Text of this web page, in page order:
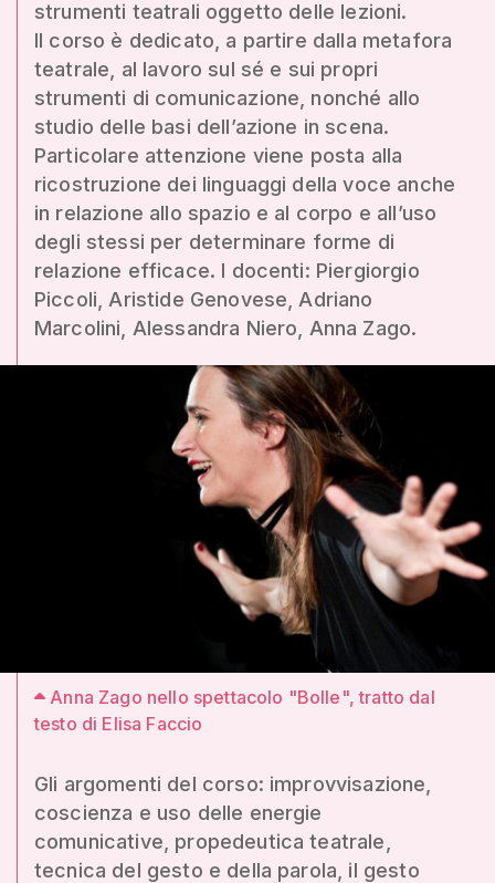
strumenti teatrali oggetto delle lezioni.
Il corso è dedicato, a partire dalla metafora
teatrale, al lavoro sul sé e sui propri
strumenti di comunicazione, nonché allo
studio delle basi dell’azione in scena.
Particolare attenzione viene posta alla
ricostruzione dei linguaggi della voce anche
in relazione allo spazio e al corpo e all’uso
degli stessi per determinare forme di
relazione efficace. I docenti: Piergiorgio
Piccoli, Aristide Genovese, Adriano
Marcolini, Alessandra Niero, Anna Zago.
Anna Zago nello spettacolo "Bolle", tratto dal
testo di Elisa Faccio
Gli argomenti del corso: improvvisazione,
coscienza e uso delle energie
comunicative, propedeutica teatrale,
tecnica del gesto e della parola, il gesto